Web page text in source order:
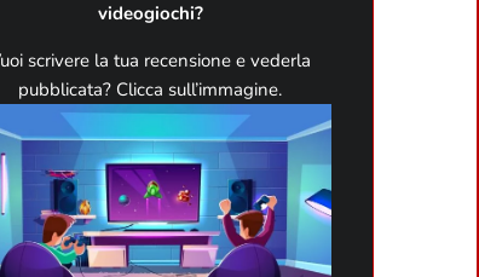
videogiochi?
scrivere la tua recensione e vederla
pubblicata? Clicca sull’immagine.